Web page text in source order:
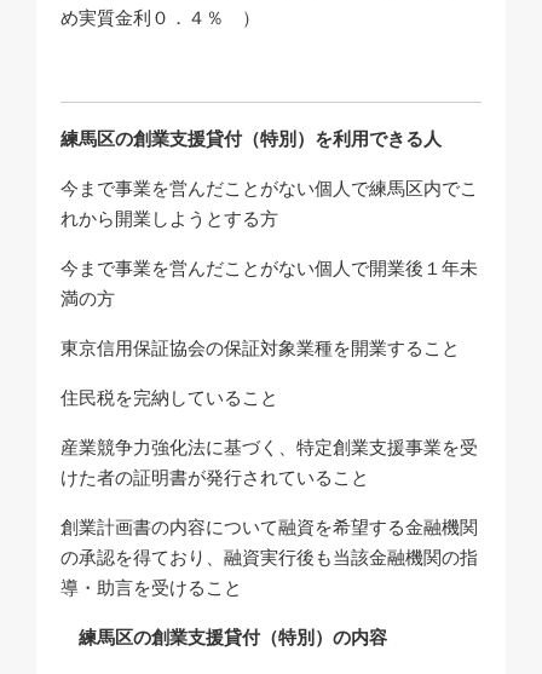
め実質金利０．４％ ）
練馬区の創業支援貸付（特別）を利用できる人
今まで事業を営んだことがない個人で練馬区内でこ
れから開業しようとする方
今まで事業を営んだことがない個人で開業後１年未
満の方
東京信用保証協会の保証対象業種を開業すること
住民税を完納していること
産業競争力強化法に基づく、特定創業支援事業を受
けた者の証明書が発行されていること
創業計画書の内容について融資を希望する金融機関
の承認を得ており、融資実行後も当該金融機関の指
導・助言を受けること
練馬区の創業支援貸付（特別）の内容